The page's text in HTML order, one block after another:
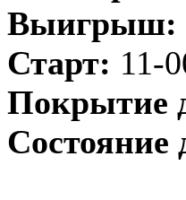
Выигрыш:
Старт: 11-
Покрытие
Состояние